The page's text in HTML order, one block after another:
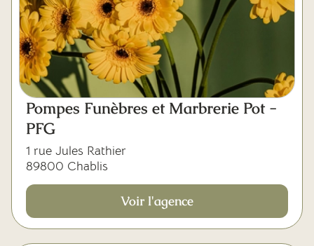
Pompes Funèbres et Marbrerie Pot -
PFG
1 rue Jules Rathier
89800 Chablis
Voir l'agence